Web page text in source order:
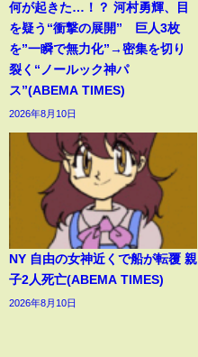
何が起きた…！？ 河村勇輝、目
を疑う“衝撃の展開” 巨人3枚
を”一瞬で無力化”→密集を切り
裂く“ノールック神パ
ス”(ABEMA TIMES)
2026年8月10日
NY 自由の女神近くで船が転覆 親
子2人死亡(ABEMA TIMES)
2026年8月10日